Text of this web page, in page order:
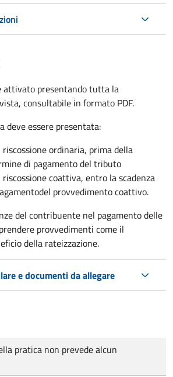
attivato presentando tutta la
consultabile in formato PDF.
deve essere presentata:
ordinaria, prima della
di pagamento del tributo
coattiva, entro la scadenza
del provvedimento coattivo.
del contribuente nel pagamento delle
provvedimenti come il
della rateizzazione.
e documenti da allegare
pratica non prevede alcun